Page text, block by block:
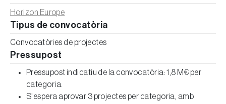
Horizon Europe
Tipus de convocatòria
Convocatòries de projectes
Pressupost
Pressupost indicatiu de la convocatòria: 1,8 M€ per
categoria.
S'espera aprovar 3 projectes per categoria, amb